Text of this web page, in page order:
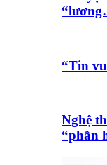
“Tin
Nghệ
“phần